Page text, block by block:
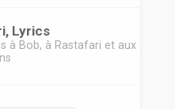
Lyrics
à Bob, à Rastafari et aux